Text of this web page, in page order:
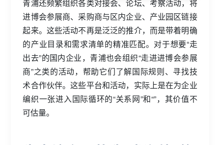
青浦还频繁组织各类对接会、论坛、考察活动，将
进博会参展商、采购商与区内企业、产业园区链接
起来。这些活动不再是泛泛的推介，而是带着明确
的产业目录和需求清单的精准匹配。对于想要“走
出去”的国内企业，青浦也会组织“走进进博会参展
商”之类的活动，帮助它们了解国际规则、寻找技
术合作伙伴。这些平台和活动，实际上是在为企业
编织一张进入国际循环的“关系网”和“”，其价值不
可估量。